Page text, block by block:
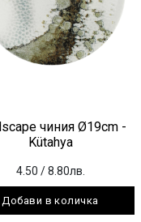
чиния Ø19cm -
Kütahya
4.50 / 8.80лв.
Добави в количка